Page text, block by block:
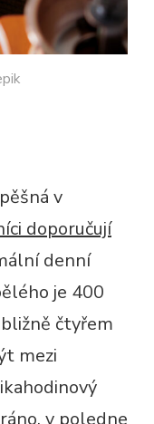
v
doporučují
denní
je 400
čtyřem
mezi
v poledne